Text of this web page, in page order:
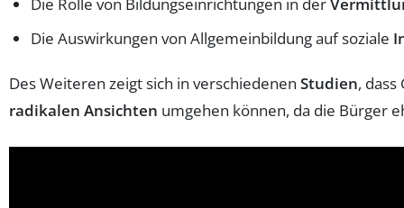
Die Rolle von Bildungseinrichtungen in der
Die Auswirkungen von Allgemeinbildung auf soziale
Des Weiteren zeigt sich in verschiedenen Studien,
radikalen Ansichten umgehen können, da die Bürger